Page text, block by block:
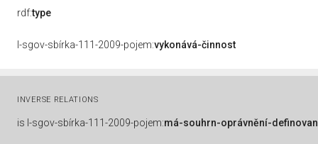
rdf:type
l-sgov-sbírka-111-2009-pojem:vykonává-činnost
INVERSE RELATIONS
is l-sgov-sbírka-111-2009-pojem:má-souhrn-oprávnění-